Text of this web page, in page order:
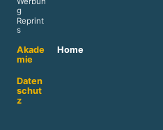
g
Reprint
s
Akade
mie
Home
Daten
schut
z